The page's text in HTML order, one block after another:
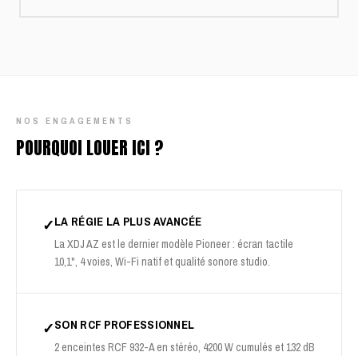
NOS ENGAGEMENTS
POURQUOI LOUER ICI ?
✓LA RÉGIE LA PLUS AVANCÉE
La XDJ AZ est le dernier modèle Pioneer : écran tactile
10,1", 4 voies, Wi-Fi natif et qualité sonore studio.
✓SON RCF PROFESSIONNEL
2 enceintes RCF 932-A en stéréo, 4200 W cumulés et 132 dB